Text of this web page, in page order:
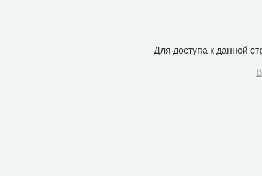
Для доступа к данной